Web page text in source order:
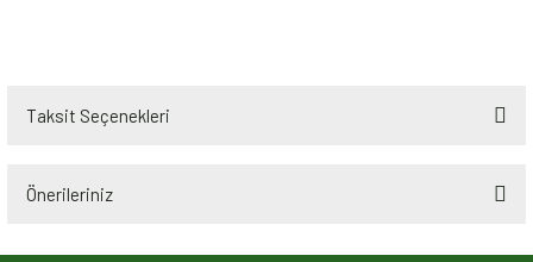
Taksit Seçenekleri
Önerileriniz
Bu ürünün fiyat bilgisi, resim, ürün açıklamalarında ve diğer konularda